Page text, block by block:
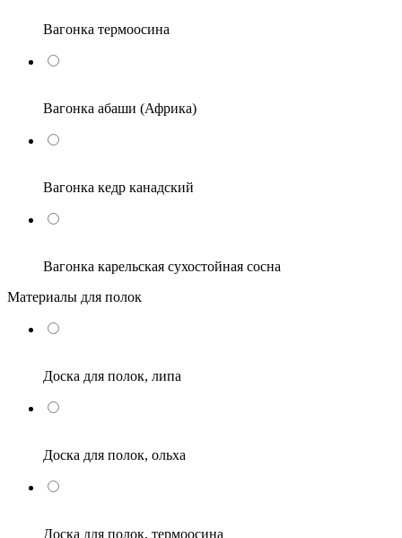
Вагонка термоосина
Вагонка абаши (Африка)
Вагонка кедр канадский
Вагонка карельская сухостойная сосна
Материалы для полок
Доска для полок, липа
Доска для полок, ольха
Доска для полок, термоосина